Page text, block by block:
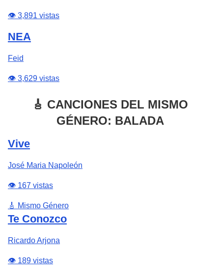
👁️ 3,891 vistas
NEA
Feid
👁️ 3,629 vistas
🎸 CANCIONES DEL MISMO
GÉNERO: BALADA
Vive
José Maria Napoleón
👁️ 167 vistas
🎸 Mismo Género
Te Conozco
Ricardo Arjona
👁️ 189 vistas